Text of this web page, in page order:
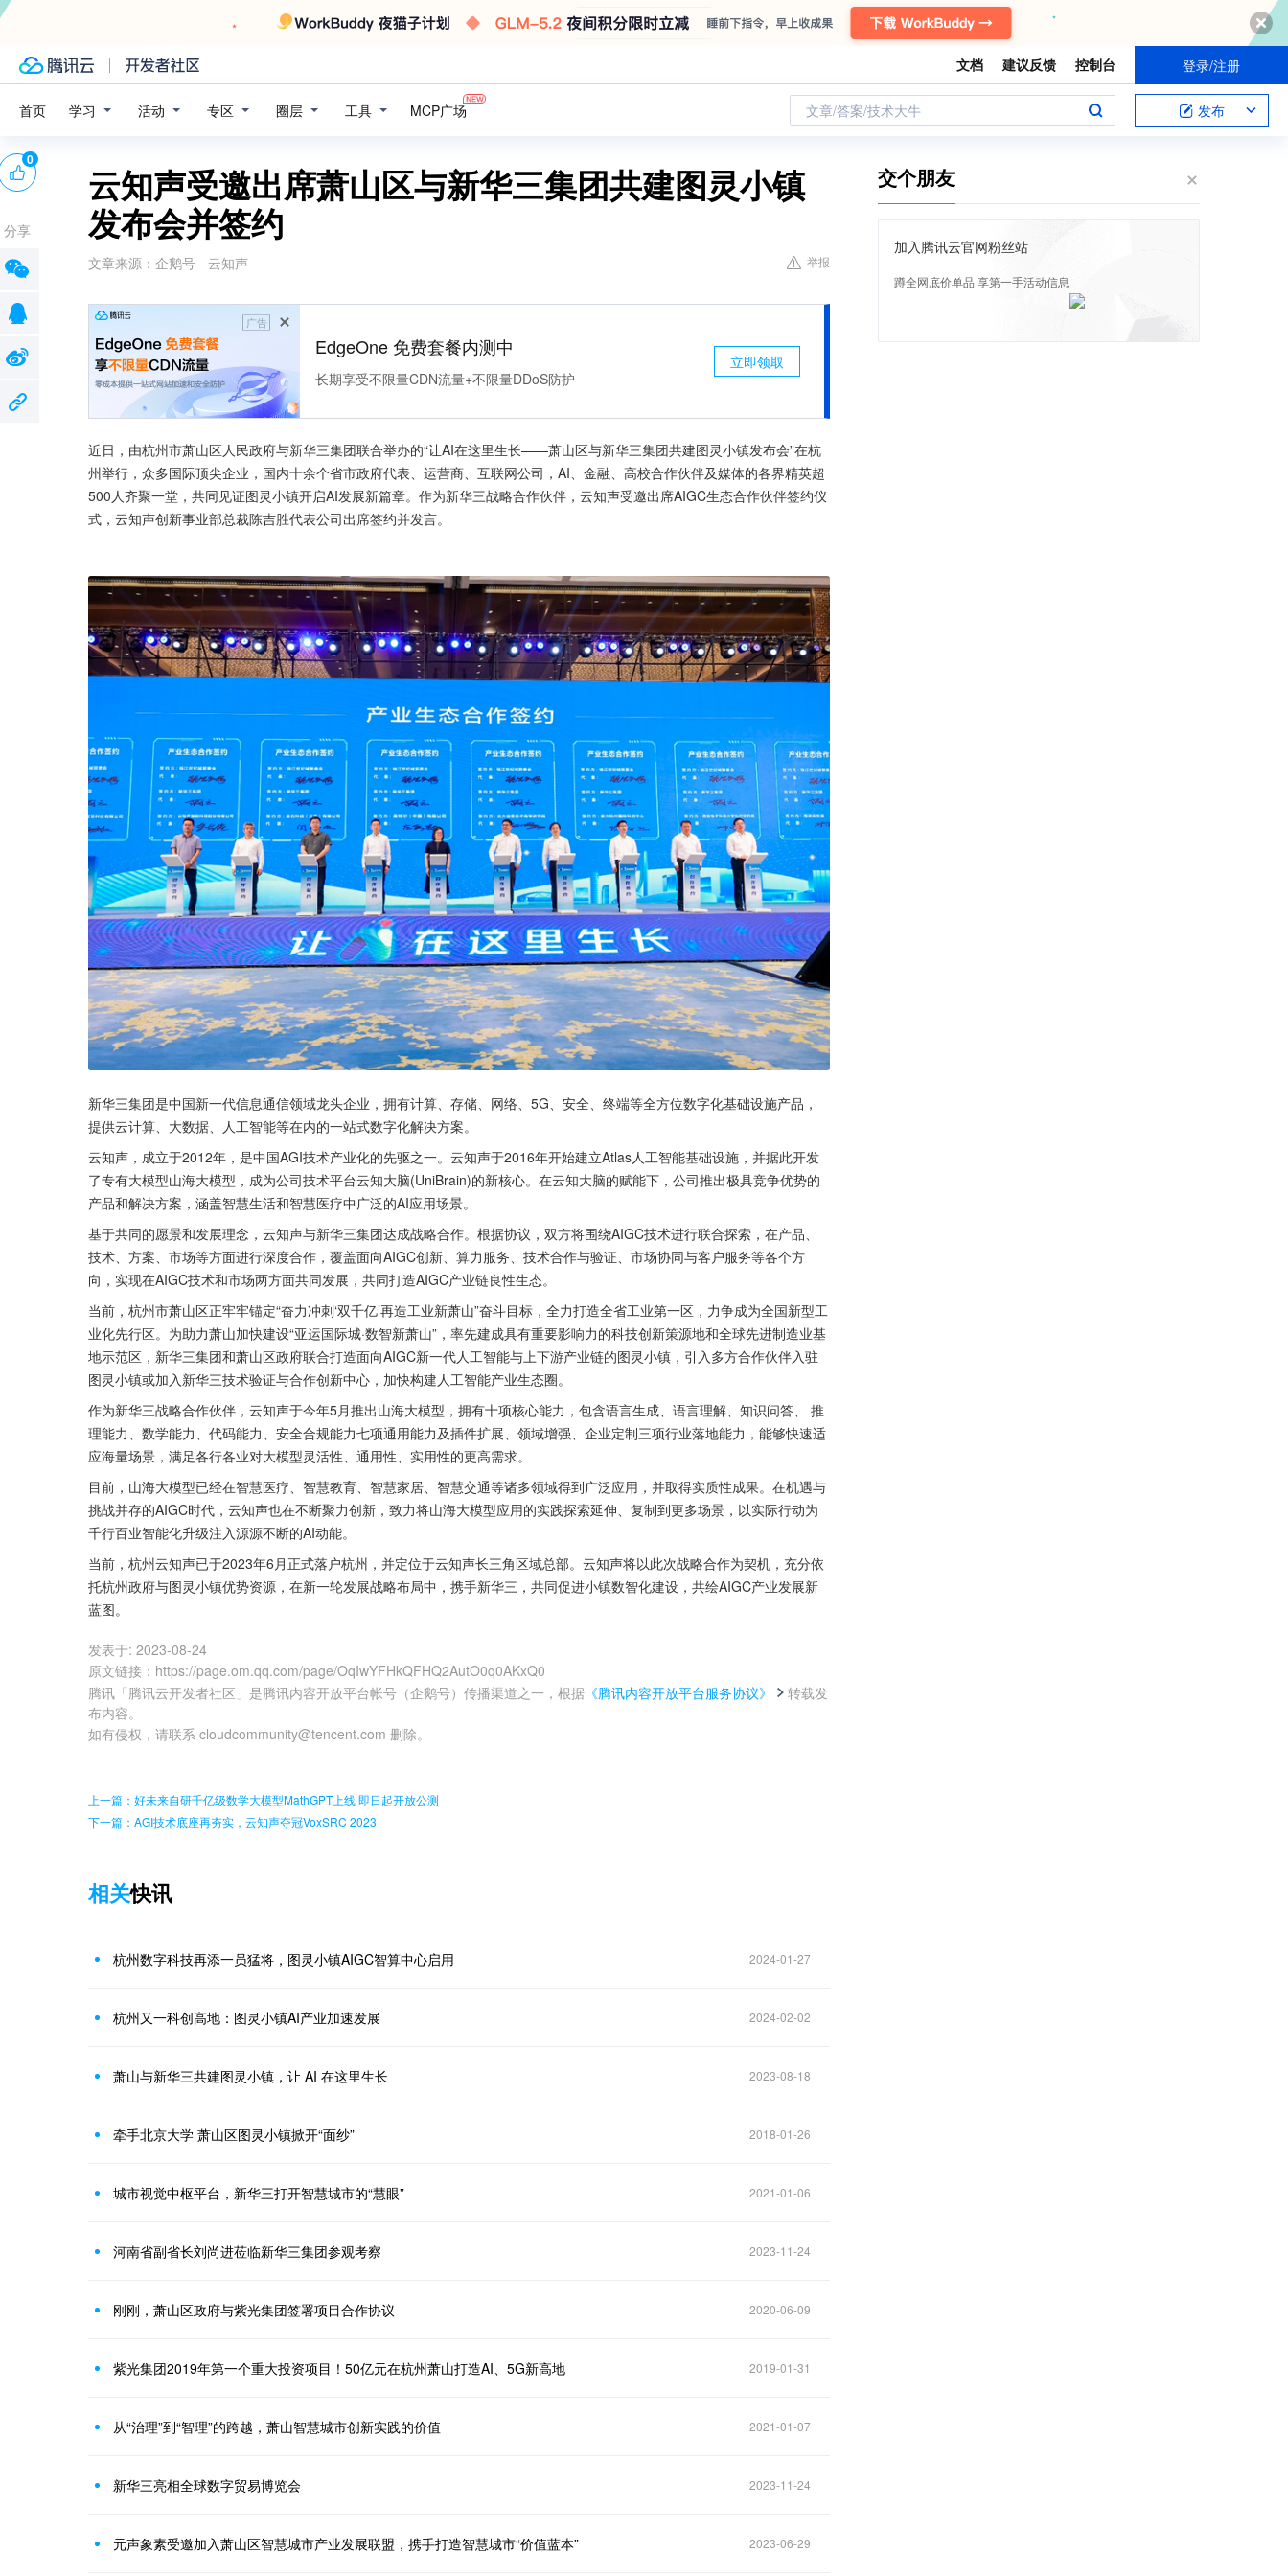
文档 建议反馈 控制台 登录/注册
首页 学习 活动 专区 圈层 工具 MCP广场 文章/答案/技术大牛 发布
云知声受邀出席萧山区与新华三集团共建图灵小镇
发布会并签约
文章来源： 企鹅号 - 云知声 举报
广告
EdgeOne 免费套餐内测中
长期享受不限量CDN流量+不限量DDoS防护
立即领取
近日，由杭州市萧山区人民政府与新华三集团联合举办的“让AI在这里生长——萧山区与新华三集团共建图灵小镇发布会”在杭
州举行，众多国际顶尖企业，国内十余个省市政府代表、运营商、互联网公司，AI、金融、高校合作伙伴及媒体的各界精英超
500人齐聚一堂，共同见证图灵小镇开启AI发展新篇章。作为新华三战略合作伙伴，云知声受邀出席AIGC生态合作伙伴签约仪
式，云知声创新事业部总裁陈吉胜代表公司出席签约并发言。
新华三集团是中国新一代信息通信领域龙头企业，拥有计算、存储、网络、5G、安全、终端等全方位数字化基础设施产品，
提供云计算、大数据、人工智能等在内的一站式数字化解决方案。
云知声，成立于2012年，是中国AGI技术产业化的先驱之一。云知声于2016年开始建立Atlas人工智能基础设施，并据此开发
了专有大模型山海大模型，成为公司技术平台云知大脑(UniBrain)的新核心。在云知大脑的赋能下，公司推出极具竞争优势的
产品和解决方案，涵盖智慧生活和智慧医疗中广泛的AI应用场景。
基于共同的愿景和发展理念，云知声与新华三集团达成战略合作。根据协议，双方将围绕AIGC技术进行联合探索，在产品、
技术、方案、市场等方面进行深度合作，覆盖面向AIGC创新、算力服务、技术合作与验证、市场协同与客户服务等各个方
向，实现在AIGC技术和市场两方面共同发展，共同打造AIGC产业链良性生态。
当前，杭州市萧山区正牢牢锚定“奋力冲刺‘双千亿’再造工业新萧山”奋斗目标，全力打造全省工业第一区，力争成为全国新型工
业化先行区。为助力萧山加快建设“亚运国际城·数智新萧山”，率先建成具有重要影响力的科技创新策源地和全球先进制造业基
地示范区，新华三集团和萧山区政府联合打造面向AIGC新一代人工智能与上下游产业链的图灵小镇，引入多方合作伙伴入驻
图灵小镇或加入新华三技术验证与合作创新中心，加快构建人工智能产业生态圈。
作为新华三战略合作伙伴，云知声于今年5月推出山海大模型，拥有十项核心能力，包含语言生成、语言理解、知识问答、 推
理能力、数学能力、代码能力、安全合规能力七项通用能力及插件扩展、领域增强、企业定制三项行业落地能力，能够快速适
应海量场景，满足各行各业对大模型灵活性、通用性、实用性的更高需求。
目前，山海大模型已经在智慧医疗、智慧教育、智慧家居、智慧交通等诸多领域得到广泛应用，并取得实质性成果。在机遇与
挑战并存的AIGC时代，云知声也在不断聚力创新，致力将山海大模型应用的实践探索延伸、复制到更多场景，以实际行动为
千行百业智能化升级注入源源不断的AI动能。
当前，杭州云知声已于2023年6月正式落户杭州，并定位于云知声长三角区域总部。云知声将以此次战略合作为契机，充分依
托杭州政府与图灵小镇优势资源，在新一轮发展战略布局中，携手新华三，共同促进小镇数智化建设，共绘AIGC产业发展新
蓝图。
发表于: 2023-08-24
原文链接 ： https://page.om.qq.com/page/OqIwYFHkQFHQ2AutO0q0AKxQ0
腾讯「腾讯云开发者社区」是腾讯内容开放平台帐号（企鹅号）传播渠道之一，根据 《腾讯内容开放平台服务协议》
转载发
布内容。
如有侵权，请联系 cloudcommunity@tencent.com 删除。
0
分享
上一篇：好未来自研千亿级数学大模型MathGPT上线 即日起开放公测
下一篇：AGI技术底座再夯实，云知声夺冠VoxSRC 2023
相关快讯
杭州数字科技再添一员猛将，图灵小镇AIGC智算中心启用 2024-01-27
杭州又一科创高地：图灵小镇AI产业加速发展 2024-02-02
萧山与新华三共建图灵小镇，让 AI 在这里生长 2023-08-18
牵手北京大学 萧山区图灵小镇掀开“面纱” 2018-01-26
城市视觉中枢平台，新华三打开智慧城市的“慧眼” 2021-01-06
河南省副省长刘尚进莅临新华三集团参观考察 2023-11-24
刚刚，萧山区政府与紫光集团签署项目合作协议 2020-06-09
紫光集团2019年第一个重大投资项目！50亿元在杭州萧山打造AI、5G新高地 2019-01-31
从“治理”到“智理”的跨越，萧山智慧城市创新实践的价值 2021-01-07
新华三亮相全球数字贸易博览会 2023-11-24
元声象素受邀加入萧山区智慧城市产业发展联盟，携手打造智慧城市“价值蓝本” 2023-06-29
交个朋友
加入腾讯云官网粉丝站
蹲全网底价单品 享第一手活动信息